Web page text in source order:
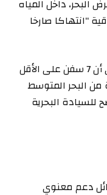
البحر، داخل المياه
“انتهاكا صارخا
وتشير بيانات تحالف أسطول الحرية إلى أن 7 سفن على الأقل
البحر المتوسط
البحرية
دعم معنوي